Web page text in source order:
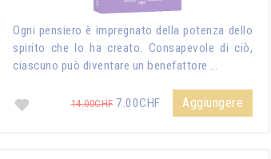
Ogni pensiero è impregnato della potenza dello
spirito che lo ha creato. Consapevole di ciò,
ciascuno può diventare un benefattore …
14.00CHF7.00CHF Aggiungere